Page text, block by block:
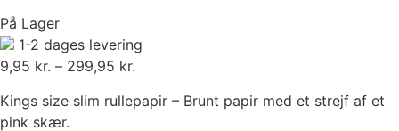
På Lager
1-2 dages levering
9,95 kr. – 299,95 kr.
til
Kings size slim rullepapir – Brunt papir med et strejf af et
pink skær.